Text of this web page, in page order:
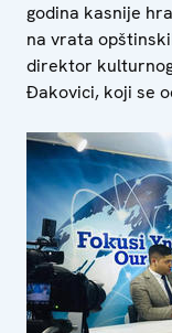
godina kasnije
na vrata
direktor
Đakovici, koji se